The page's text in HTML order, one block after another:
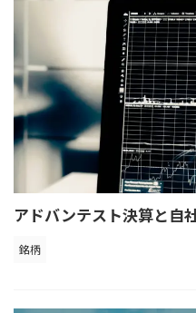
アドバンテスト決算と自
銘柄